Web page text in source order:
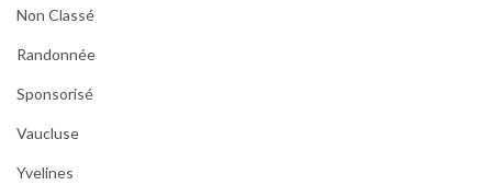
Non Classé
Randonnée
Sponsorisé
Vaucluse
Yvelines